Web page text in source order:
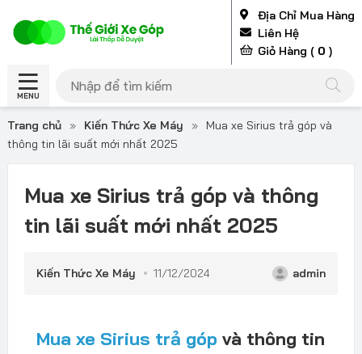
Địa Chỉ Mua Hàng
Liên Hệ
Giỏ Hàng ( 0 )
MENU
Trang chủ » Kiến Thức Xe Máy »
Mua xe Sirius trả góp và
thông tin lãi suất mới nhất 2025
Mua xe Sirius trả góp và thông
tin lãi suất mới nhất 2025
Kiến Thức Xe Máy 11/12/2024 admin
Mua xe Sirius trả góp và thông tin